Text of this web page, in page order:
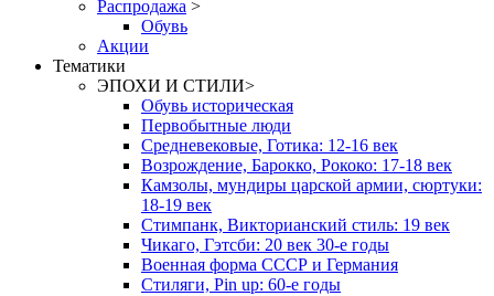
Распродажа >
Обувь
Акции
Тематики
ЭПОХИ И СТИЛИ>
Обувь историческая
Первобытные люди
Средневековые, Готика: 12-16 век
Возрождение, Барокко, Рококо: 17-18 век
Камзолы, мундиры царской армии, сюртуки:
18-19 век
Стимпанк, Викторианский стиль: 19 век
Чикаго, Гэтсби: 20 век 30-е годы
Военная форма СССР и Германия
Стиляги, Pin up: 60-е годы